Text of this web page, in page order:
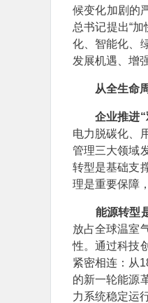
候变化加剧的
总书记提出“
化、智能化、
发展机遇、增
从全生命
企业推进
电力脱碳化、
管理三大领域
转型是基础支
理是重要保障
能源转型
放占全球温室
性。通过科技
紧密相连：从
的新一轮能源
力系统稳定运